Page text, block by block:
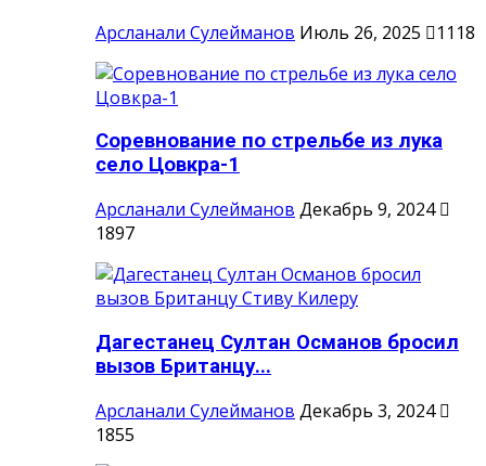
Арсланали Сулейманов Июль 26, 2025 1118
Соревнование по стрельбе из лука
село Цовкра-1
Арсланали Сулейманов Декабрь 9, 2024
1897
Дагестанец Султан Османов бросил
вызов Британцу...
Арсланали Сулейманов Декабрь 3, 2024
1855